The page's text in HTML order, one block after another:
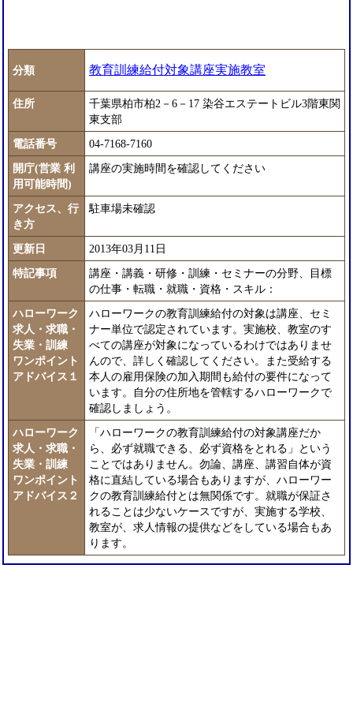
分類 教育訓練給付対象講座実施教室
住所
千葉県柏市柏2－6－17 染谷エステートビル3階東関
東支部
電話番号
04-7168-7160
開庁(営業 利
用可能時間)
講座の実施時間を確認してください
アクセス、行
き方
駐車場未確認
更新日
2013年03月11日
特記事項
講座・講義・研修・訓練・セミナーの分野、目標
の仕事・転職・就職・資格・スキル：
ハローワーク
求人・求職・
失業・訓練
ワンポイント
アドバイス１
ハローワークの教育訓練給付の対象は講座、セミ
ナー単位で認定されています。実施校、教室のす
べての講座が対象になっているわけではありませ
んので、詳しく確認してください。また受給する
本人の雇用保険の加入期間も給付の要件になって
います。自分の住所地を管轄するハローワークで
確認しましょう。
ハローワーク
求人・求職・
失業・訓練
ワンポイント
アドバイス２
「ハローワークの教育訓練給付の対象講座だか
ら、必ず就職できる、必ず資格をとれる」という
ことではありません。勿論、講座、講習自体が資
格に直結している場合もありますが、ハローワー
クの教育訓練給付とは無関係です。就職が保証さ
れることは少ないケースですが、実施する学校、
教室が、求人情報の提供などをしている場合もあ
ります。